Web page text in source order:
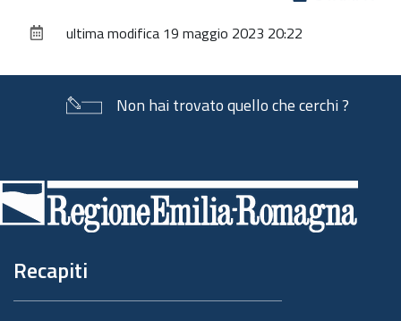
documentoultima modifica 19 maggio 2023 20:22
Non hai trovato quello che cerchi ?
di
pagina
Recapiti